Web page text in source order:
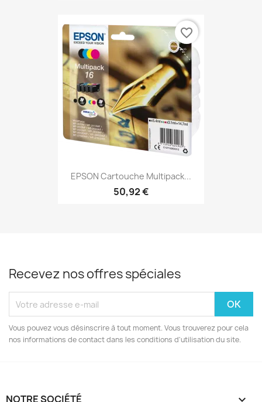
EPSON Cartouche Multipack...
50,92 €
favorite_border
Recevez nos offres spéciales
Vous pouvez vous désinscrire à tout moment. Vous trouverez pour cela
nos informations de contact dans les conditions d'utilisation du site.
NOTRE SOCIÉTÉ